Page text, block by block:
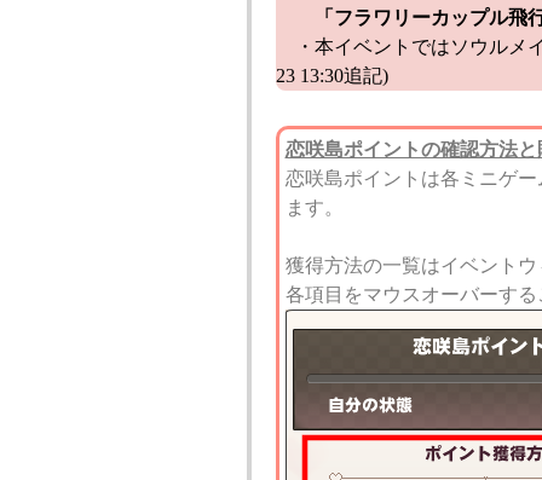
「フラワリーカップル飛
・本イベントではソウルメ
23 13:30追記)
恋咲島ポイントの確認方法と
恋咲島ポイントは各ミニゲ
ます。
獲得方法の一覧はイベント
各項目をマウスオーバーす